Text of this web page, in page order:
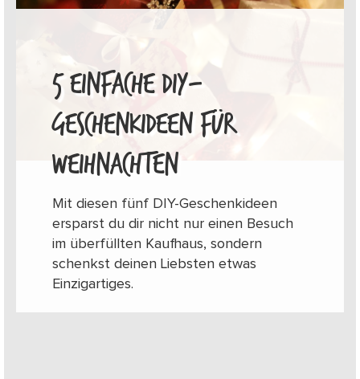
5 EINFACHE DIY-
GESCHENKIDEEN FÜR
WEIHNACHTEN
Mit diesen fünf DIY-Geschenkideen
ersparst du dir nicht nur einen Besuch
im überfüllten Kaufhaus, sondern
schenkst deinen Liebsten etwas
Einzigartiges.